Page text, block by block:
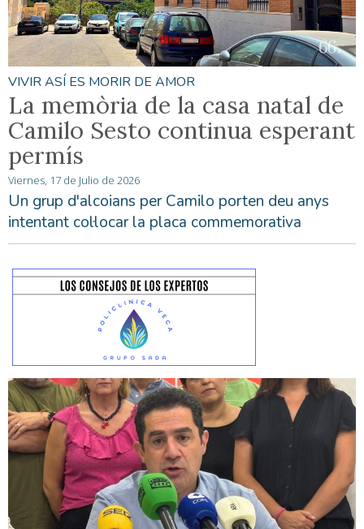
VIVIR ASÍ ES MORIR DE AMOR
La memòria de la casa natal de
Camilo Sesto continua esperant
permís
Viernes, 17 de Julio de 2026
Un grup d'alcoians per Camilo porten deu anys
intentant col·locar la placa commemorativa